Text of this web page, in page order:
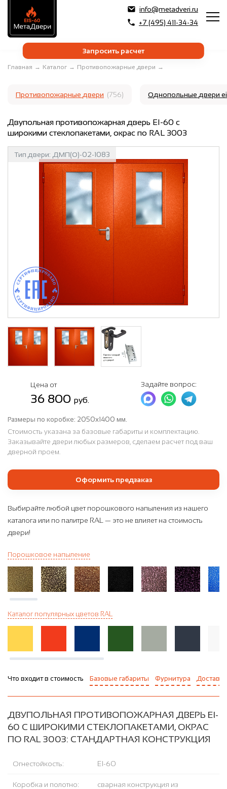
info@metadveri.ru
+7 (495) 411-34-34
Запросить расчет
Главная → Каталог → Противопожарные двери →
Противопожарные двери (756) Однопольные двери
Двупольная противопожарная дверь EI-60 с
широкими стеклопакетами, окрас по RAL 3003
Тип двери: ДМП(О)-02-1083
Цена от
36 800 руб.
Задайте вопрос:
Размеры по коробке: 2050х1400 мм.
Стоимость указана за базовые габариты и комплектацию.
Заказывайте двери любых размеров, сделаем расчет под ваш
дверной проем.
Оформить предзаказ
Выбирайте любой цвет порошкового напыления из нашего
каталога или по палитре RAL — это не влияет на стоимость
двери!
Порошковое напыление
Каталог популярных цветов RAL
Что входит в стоимость Базовые габариты Фурнитура Доставка
ДВУПОЛЬНАЯ ПРОТИВОПОЖАРНАЯ ДВЕРЬ EI-
60 С ШИРОКИМИ СТЕКЛОПАКЕТАМИ, ОКРАС
ПО RAL 3003: СТАНДАРТНАЯ КОНСТРУКЦИЯ
Огнестойкость: EI-60
Коробка и полотно:
сварная конструкция из